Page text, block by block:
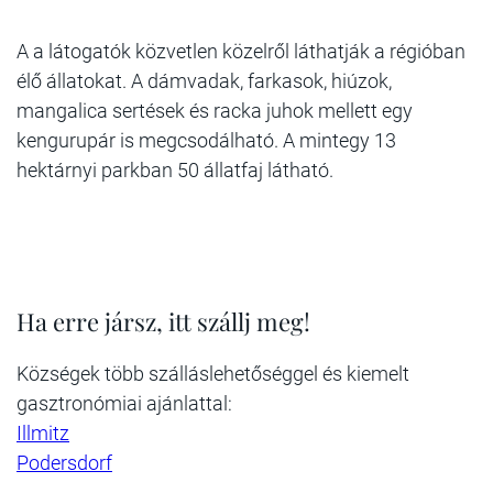
A a látogatók közvetlen közelről láthatják a régióban
élő állatokat. A dámvadak, farkasok, hiúzok,
mangalica sertések és racka juhok mellett egy
kengurupár is megcsodálható. A mintegy 13
hektárnyi parkban 50 állatfaj látható.
Ha erre jársz, itt szállj meg!
Községek több szálláslehetőséggel és kiemelt
gasztronómiai ajánlattal:
Illmitz
Podersdorf